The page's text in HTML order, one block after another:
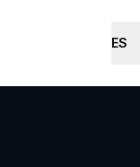
ES